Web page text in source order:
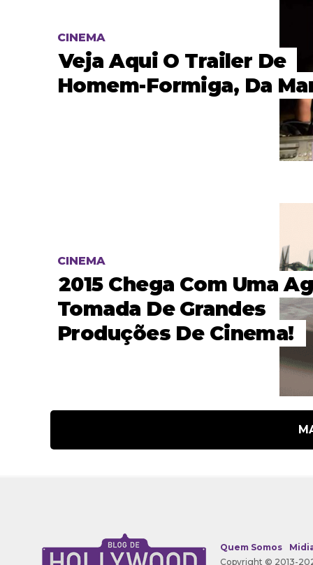
CINEMA
Veja Aqui O Trailer De
Homem-Formiga, Da
CINEMA
2015 Chega Com Uma
Tomada De Grandes
Produções De Cinema!
Quem Somos
Copyright © 2013-